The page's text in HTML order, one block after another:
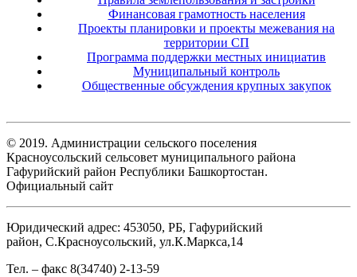
Финансовая грамотность населения
Проекты планировки и проекты межевания на
территории СП
Программа поддержки местных инициатив
Муниципальный контроль
Общественные обсуждения крупных закупок
© 2019. Администрации сельского поселения
Красноусольский сельсовет муниципального района
Гафурийский район Республики Башкортостан.
Официальный сайт
Юридический адрес: 453050, РБ, Гафурийский
район, С.Красноусольский, ул.К.Маркса,14
Тел. – факс 8(34740) 2-13-59